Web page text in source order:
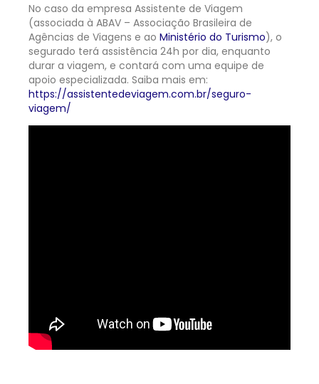
No caso da empresa Assistente de Viagem
(associada à ABAV – Associação Brasileira de
Agências de Viagens e ao Ministério do Turismo), o
segurado terá assistência 24h por dia, enquanto
durar a viagem, e contará com uma equipe de
apoio especializada. Saiba mais em:
https://assistentedeviagem.com.br/seguro-
viagem/